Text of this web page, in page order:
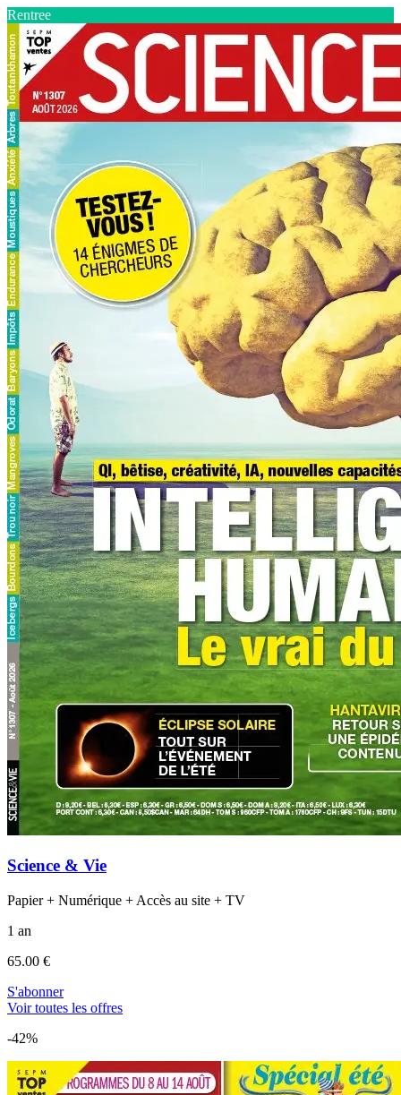
Rentree
Science & Vie
Papier + Numérique + Accès au site + TV
1 an
65.00 €
S'abonner
Voir toutes les offres
-42%